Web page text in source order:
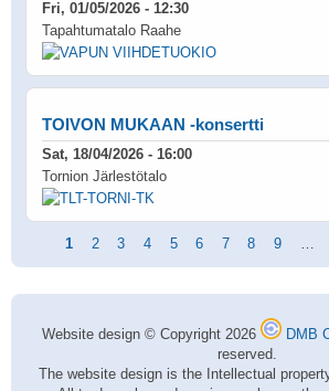
Fri, 01/05/2026 - 12:30
Tapahtumatalo Raahe
TOIVON MUKAAN -konsertti
Sat, 18/04/2026 - 16:00
Tornion Järlestötalo
Pagination
Current
page
1 Page
2 Page
3 Page
4 Page
5 Page
6 Page
7 Page
8 Page
9 …
Website design © Copyright 2026 DMB
reserved.
The website design is the Intellectual